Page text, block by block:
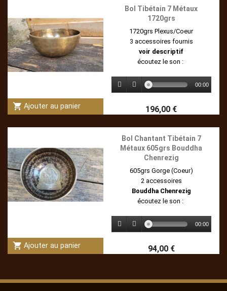
shopping_cart Ajouter au panier
Bol Tibétain 7 Métaux
1720grs
1720grs Plexus/Coeur
3 accessoires fournis
voir descriptif
écoutez le son :
00:00
196,00 €
shopping_cart Ajouter au panier
Bol Chantant Tibétain 7
Métaux 605grs Bouddha
Chenrezig
605grs Gorge (Coeur)
2 accessoires
Bouddha Chenrezig
écoutez le son :
00:00
94,00 €